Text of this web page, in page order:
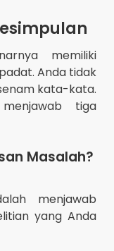
memiliki
Anda tidak
kata-kata.
tiga
Masalah?
menjawab
yang Anda